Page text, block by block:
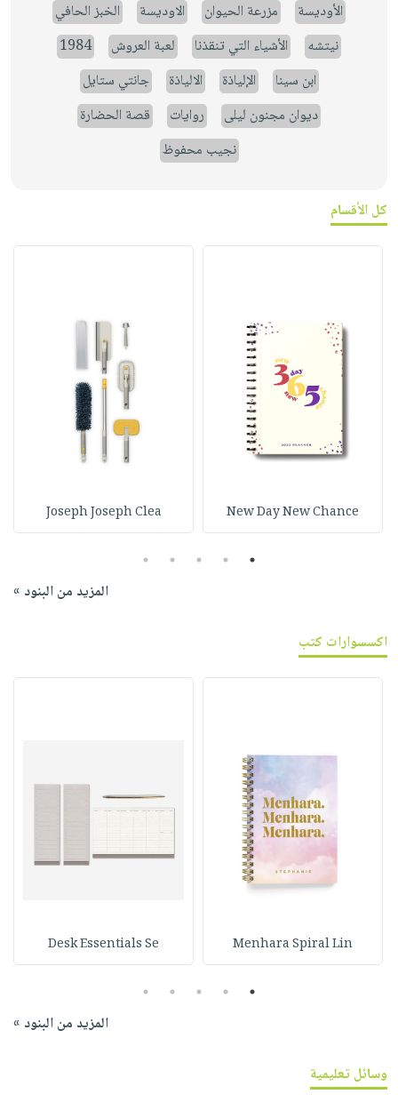
الأوديسة مزرعة الحيوان الاوديسة
الخبز الحافي
نيتشه
الأشياء التي تنقذنا لعبة العروش
1984
ابن سينا
الإلياذة الالياذة
جانتي ستايل
ديوان مجنون ليلى
روايات
قصة الحضارة
نجيب محفوظ
كل الأقسام
New Day New Chance
Joseph Joseph Clea
1
2
3
4
5
المزيد من البنود »
اكسسوارات كتب
Menhara Spiral Lin
Desk Essentials Se
1
2
3
4
5
المزيد من البنود »
وسائل تعليمية